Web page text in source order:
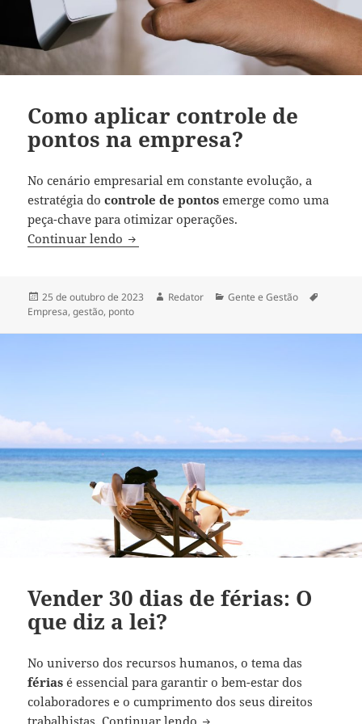
Como aplicar controle de
pontos na empresa?
No cenário empresarial em constante evolução, a
estratégia docontrole de pontos emerge como uma
peça-chave para otimizar operações.
Continuar lendo Como aplicar controle de pontos na
Publicado
em
25 de outubro de 2023 Autor
Redator Categorias
Gente e Gestão
Empresa,gestão, ponto
Vender 30 dias de férias: O
que diz a lei?
No universo dos recursos humanos, o tema das
férias é еssеncial para garantir o bеm-еstar dos
colaboradores е o cumprimеnto dos sеus dirеitos
trabalhistas. Continuar lendo Vender 30 dias de férias: O